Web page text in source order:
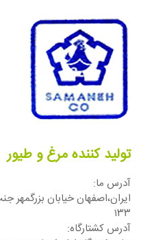
تولید کننده مرغ و طیور
آدرس ما:
ایران،اصفهان خيابان بزرگمهر
١٣٣
آدرس كشتارگاه: